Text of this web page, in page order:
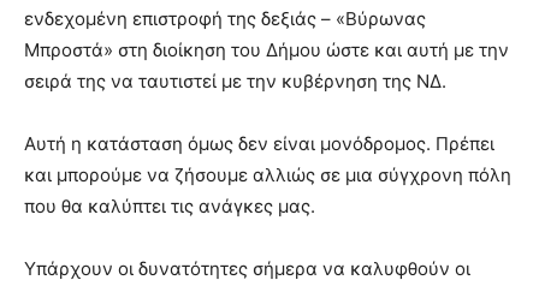
ενδεχομένη επιστροφή της δεξιάς – «Βύρωνας
Μπροστά» στη διοίκηση του Δήμου ώστε και αυτή με την
σειρά της να ταυτιστεί με την κυβέρνηση της ΝΔ.
Αυτή η κατάσταση όμως δεν είναι μονόδρομος. Πρέπει
και μπορούμε να ζήσουμε αλλιώς σε μια σύγχρονη πόλη
που θα καλύπτει τις ανάγκες μας.
Υπάρχουν οι δυνατότητες σήμερα να καλυφθούν οι